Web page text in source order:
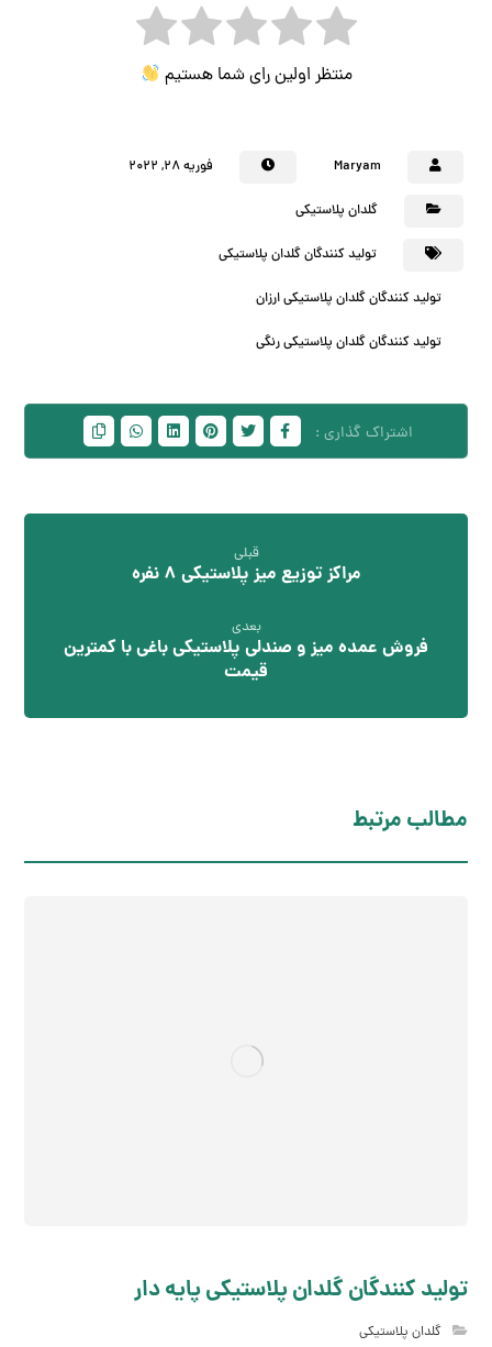
منتظر اولین رای شما هستیم
Maryam فوریه ۲۸, ۲۰۲۲
گلدان پلاستیکی
تولید کنندگان گلدان پلاستیکی
تولید کنندگان گلدان پلاستیکی ارزان
تولید کنندگان گلدان پلاستیکی رنگی
قبلی
مراکز توزیع میز پلاستیکی 8 نفره
بعدی
فروش عمده میز و صندلی پلاستیکی باغی با کمترین
قیمت
مطالب مرتبط
تولید کنندگان گلدان پلاستیکی پایه دار
گلدان پلاستیکی